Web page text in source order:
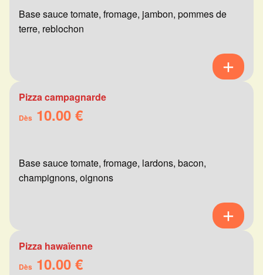
Base sauce tomate, fromage, jambon, pommes de
terre, reblochon
Pizza campagnarde
Dès 10.00 €
Base sauce tomate, fromage, lardons, bacon,
champignons, oignons
Pizza hawaïenne
Dès 10.00 €